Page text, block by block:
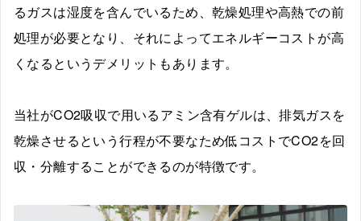
るガスは湿度を含んでいるため、乾燥処理や高熱での前
処理が必要となり、それによってエネルギーコストが高
くなるというデメリットもあります。
当社がCO2吸収で用いるアミン含有ゲルは、排気ガスを
乾燥させるという行程が不要なため低コストでCO2を回
収・分離することができるのが特徴です。